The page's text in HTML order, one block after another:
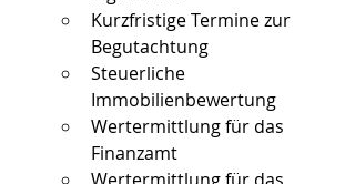
Kurzfristige Termine zur
Begutachtung
Steuerliche
Immobilienbewertung
Wertermittlung für das
Finanzamt